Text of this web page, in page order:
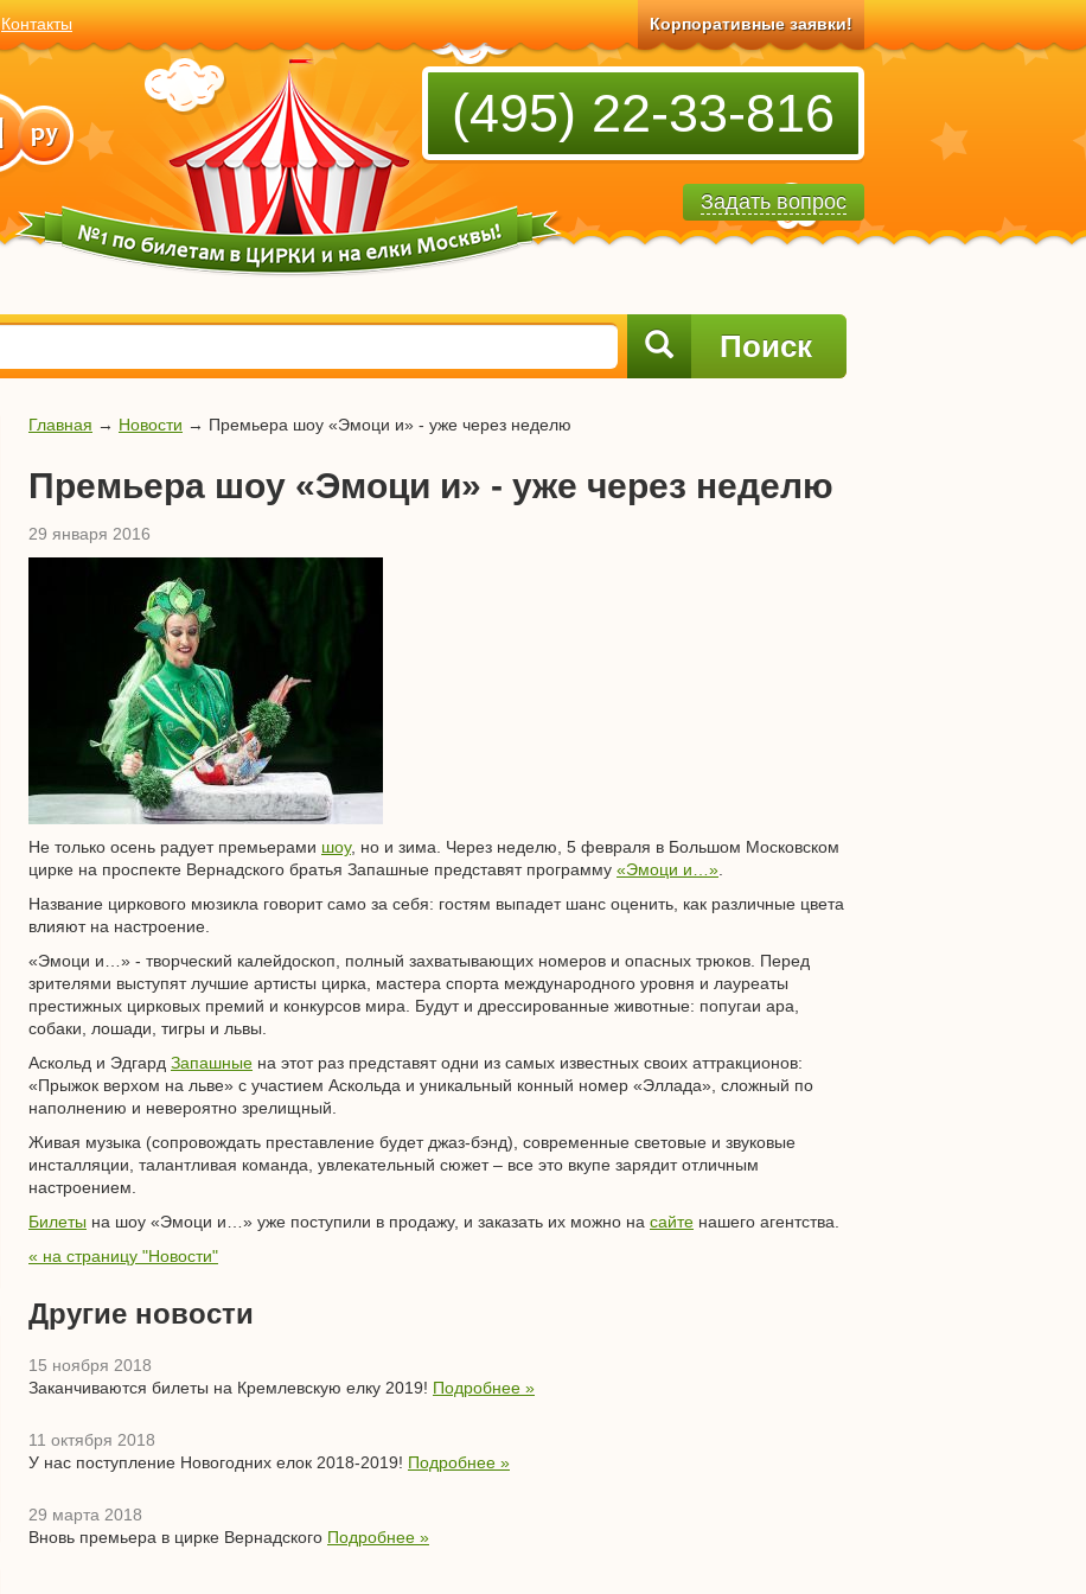
Контакты Корпоративные заявки!
(495) 22-33-816
Задать вопрос
Поиск
Главная → Новости → Премьера шоу «Эмоци и» - уже через неделю
Премьера шоу «Эмоци и» - уже через неделю
29 января 2016
Не только осень радует премьерами шоу, но и зима. Через неделю, 5 февраля в Большом Московском
цирке на проспекте Вернадского братья Запашные представят программу «Эмоци и…»
Название циркового мюзикла говорит само за себя: гостям выпадет шанс оценить, как различные цвета
влияют на настроение.
«Эмоци и…» - творческий калейдоскоп, полный захватывающих номеров и опасных трюков. Перед
зрителями выступят лучшие артисты цирка, мастера спорта международного уровня и лауреаты
престижных цирковых премий и конкурсов мира. Будут и дрессированные животные: попугаи ара,
собаки, лошади, тигры и львы.
Аскольд и Эдгард Запашные на этот раз представят одни из самых известных своих аттракционов:
«Прыжок верхом на льве» с участием Аскольда и уникальный конный номер «Эллада», сложный по
наполнению и невероятно зрелищный.
Живая музыка (сопровождать преставление будет джаз-бэнд), современные световые и звуковые
инсталляции, талантливая команда, увлекательный сюжет – все это вкупе зарядит отличным
настроением.
Билеты на шоу «Эмоци и…» уже поступили в продажу, и заказать их можно на сайте нашего агентства.
« на страницу "Новости"
Другие новости
15 ноября 2018
Заканчиваются билеты на Кремлевскую елку 2019! Подробнее »
11 октября 2018
У нас поступление Новогодних елок 2018-2019! Подробнее »
29 марта 2018
Вновь премьера в цирке Вернадского Подробнее »